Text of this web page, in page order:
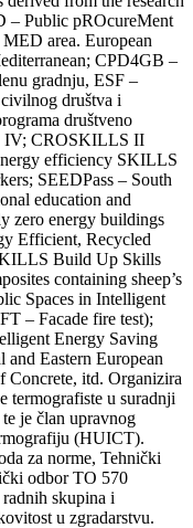
– Public pROcureMent
area. European
CPD4GB –
gradnju, ESF –
društva i
društveno
IV; CROSKILLS II
efficiency SKILLS
SEEDPass – South
education and
zero energy buildings
Efficient, Recycled
Build Up Skills
containing sheep’s
Spaces in Intelligent
– Facade fire test);
Energy Saving
Eastern European
Concrete, itd. Organizira
termografiste u suradnji
je član upravnog
(HUICT).
za norme, Tehnički
odbor TO 570
skupina i
u zgradarstvu.